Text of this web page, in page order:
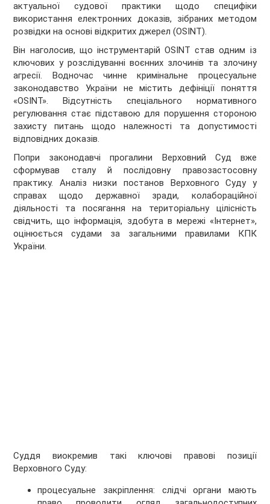
актуальної судової практики щодо специфіки
використання електронних доказів, зібраних методом
розвідки на основі відкритих джерел (OSINT).
Він наголосив, що інструментарій OSINT став одним із
ключових у розслідуванні воєнних злочинів та злочину
агресії. Водночас чинне кримінальне процесуальне
законодавство України не містить дефініції поняття
«OSINT». Відсутність спеціального нормативного
регулювання стає підставою для порушення стороною
захисту питань щодо належності та допустимості
відповідних доказів.
Попри законодавчі прогалини Верховний Суд вже
сформував сталу й послідовну правозастосовну
практику. Аналіз низки постанов Верховного Суду у
справах щодо державної зради, колабораційної
діяльності та посягання на територіальну цілісність
свідчить, що інформація, здобута в мережі «Інтернет»,
оцінюється судами за загальними правилами КПК
України.
Суддя виокремив такі ключові правові позиції
Верховного Суду:
процесуальне закріплення: слідчі органи мають